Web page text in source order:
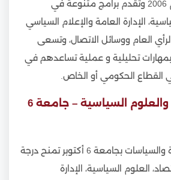
في مصر، تأسست عام 2006 وتقدم برامج متنوعة في
الإدارة العامة والإعلام السياسي
العام ووسائل الاتصال، وتسعى
بمهارات تحليلية و عملية تساعدهم في
الحكومي أو الخاص.
كلية الاقتصاد والعلوم السياسية – جامعة 6
كلية الاقتصاد والإدارة والسياسات بجامعة 6 أكتوبر تمنح درجة
العلوم السياسية، الإدارة